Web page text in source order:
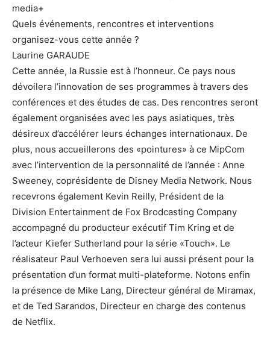
media+
Quels événements, rencontres et interventions
organisez-vous cette année ?
Laurine GARAUDE
Cette année, la Russie est à l’honneur. Ce pays nous
dévoilera l’innovation de ses programmes à travers des
conférences et des études de cas. Des rencontres seront
également organisées avec les pays asiatiques, très
désireux d’accélérer leurs échanges internationaux. De
plus, nous accueillerons des «pointures» à ce MipCom
avec l’intervention de la personnalité de l’année : Anne
Sweeney, coprésidente de Disney Media Network. Nous
recevrons également Kevin Reilly, Président de la
Division Entertainment de Fox Brodcasting Company
accompagné du producteur exécutif Tim Kring et de
l’acteur Kiefer Sutherland pour la série «Touch». Le
réalisateur Paul Verhoeven sera lui aussi présent pour la
présentation d’un format multi-plateforme. Notons enfin
la présence de Mike Lang, Directeur général de Miramax,
et de Ted Sarandos, Directeur en charge des contenus
de Netflix.